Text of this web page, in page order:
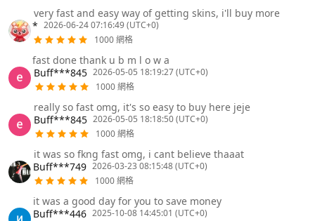
very fast and easy way of getting skins, i'll buy more
* 2026-06-24 07:16:49 (UTC+0)
1000 網格
fast done thank u b m l o w a
Buff***845 2026-05-05 18:19:27 (UTC+0)
1000 網格
really so fast omg, it's so easy to buy here jeje
Buff***845 2026-05-05 18:18:50 (UTC+0)
1000 網格
it was so fkng fast omg, i cant believe thaaat
Buff***749 2026-03-23 08:15:48 (UTC+0)
1000 網格
it was a good day for you to save money
Buff***446 2025-10-08 14:45:01 (UTC+0)